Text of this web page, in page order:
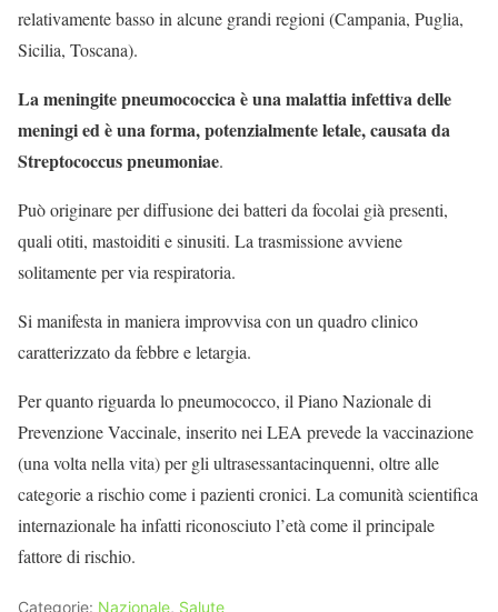
relativamente basso in alcune grandi regioni (Campania, Puglia,
Sicilia, Toscana).
La meningite pneumococcica è una malattia infettiva delle
meningi ed è una forma, potenzialmente letale, causata da
Streptococcus pneumoniae.
Può originare per diffusione dei batteri da focolai già presenti,
quali otiti, mastoiditi e sinusiti. La trasmissione avviene
solitamente per via respiratoria.
Si manifesta in maniera improvvisa con un quadro clinico
caratterizzato da febbre e letargia.
Per quanto riguarda lo pneumococco, il Piano Nazionale di
Prevenzione Vaccinale, inserito nei LEA prevede la vaccinazione
(una volta nella vita) per gli ultrasessantacinquenni, oltre alle
categorie a rischio come i pazienti cronici. La comunità scientifica
internazionale ha infatti riconosciuto l’età come il principale
fattore di rischio.
Categorie: Nazionale, Salute